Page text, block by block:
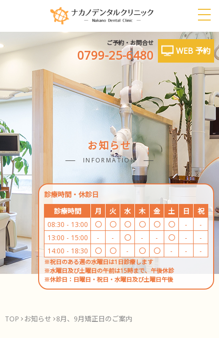
ご予約・お問合せ
0799-25-6480 WEB 予約
お知らせ
INFORMATION
診療時間・休診日
診療時間
月 火 水 木 金 土 日
祝
08:30 - 13:00
〇 〇 〇 〇 〇 〇 -
-
13:00 - 15:00
- - 〇 - - 〇 -
-
14:00 - 18:30
〇 〇 - 〇 〇 - - -
※祝日のある週の水曜日は1日診療します
※水曜日及び土曜日の午前は15時まで、午後休診
※休診日：日曜日・祝日・水曜日及び土曜日午後
TOP お知らせ 8月、9月矯正日のご案内